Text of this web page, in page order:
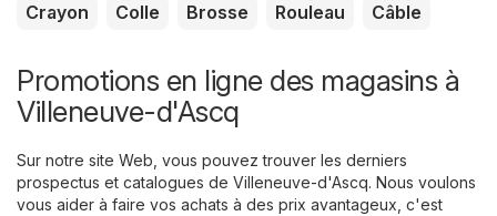
Crayon
Colle Brosse Rouleau Câble
Promotions en ligne des magasins à
Villeneuve-d'Ascq
Sur notre site Web, vous pouvez trouver les derniers
prospectus et catalogues de Villeneuve-d'Ascq. Nous voulons
vous aider à faire vos achats à des prix avantageux, c'est